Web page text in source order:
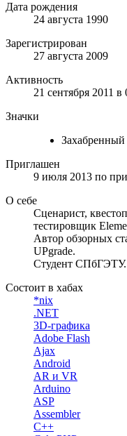
Дата рождения
24 августа 1990
Зарегистрирован
27 августа 2009
Активность
21 сентября 2011 в
Значки
Захабренный
Приглашен
9 июля 2013 по
О себе
Сценарист,
тестировщик
Автор обзорных
UPgrade.
Студент СПбГЭТУ.
Состоит в хабах
*nix
.NET
3D-графика
Adobe Flash
Ajax
Android
AR и VR
Arduino
ASP
Assembler
C++